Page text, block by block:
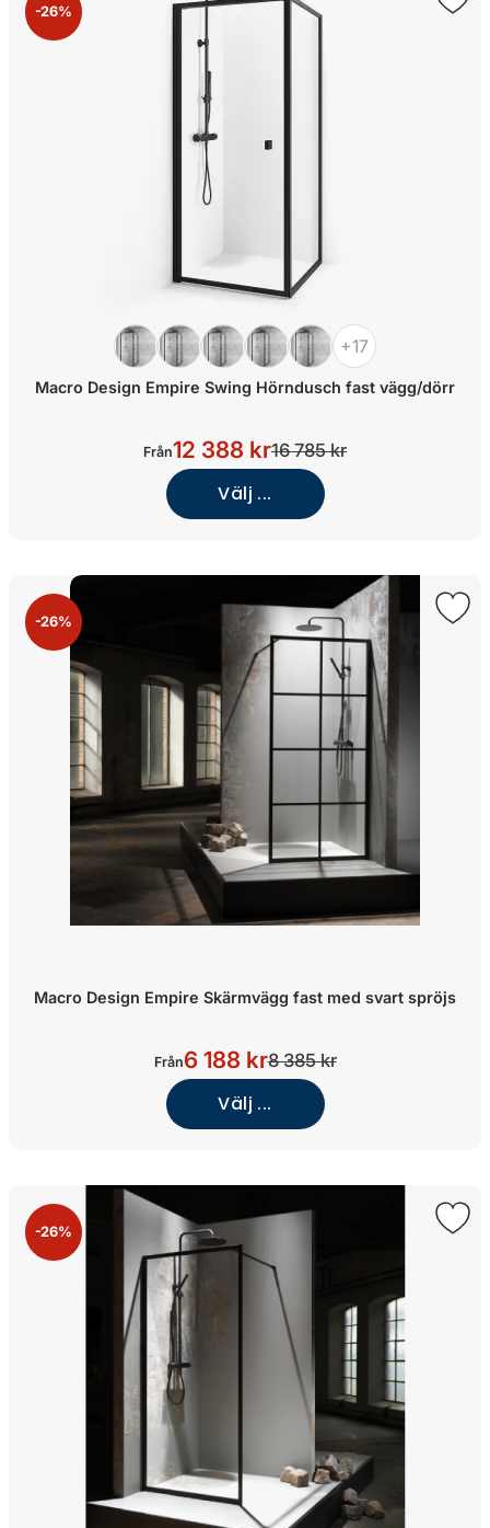
-26%
Macro Design Empire Swing Hörndusch fast vägg/dörr
+17
Från12 388 kr16 785 kr
Välj ...
-26%
Macro Design Empire Skärmvägg fast med svart spröjs
Från6 188 kr8 385 kr
Välj ...
-26%